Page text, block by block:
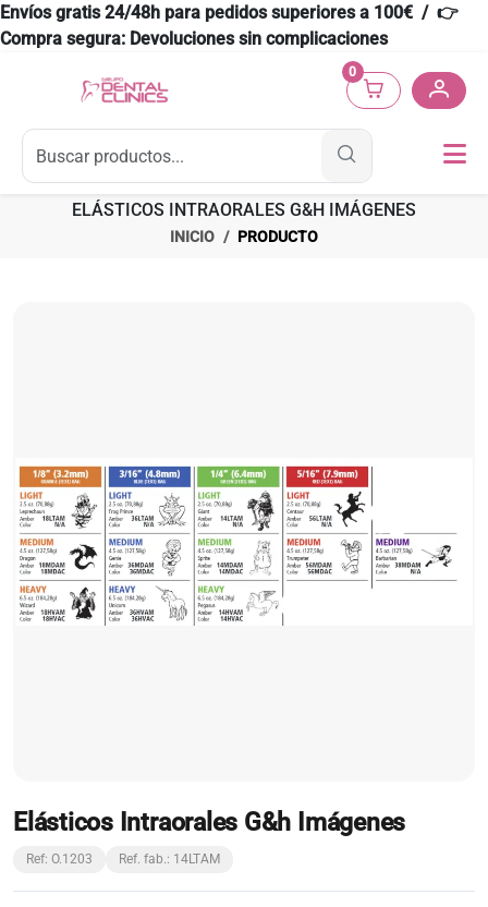
Envíos gratis 24/48h para pedidos superiores a 100€ / 👉
Compra segura: Devoluciones sin complicaciones
0
ELÁSTICOS INTRAORALES G&H IMÁGENES
INICIO PRODUCTO
Elásticos Intraorales G&h Imágenes
Ref: O.1203 Ref. fab.: 14LTAM